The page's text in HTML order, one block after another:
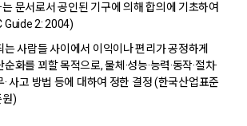
문서로서 공인된 기구에 의해 합의에 기초하여
Guide 2: 2004)
사람들 사이에서 이익이나 편리가 공정하게
화를 꾀할 목적으로, 물체·성능·능력·동작·절차·
· 사고 방법 등에 대하여 정한 결정 (한국산업표준
원)